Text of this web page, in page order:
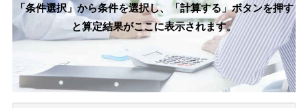
「条件選択」から条件を選択し、「計算する」ボタンを押す
と算定結果がここに表示されます。